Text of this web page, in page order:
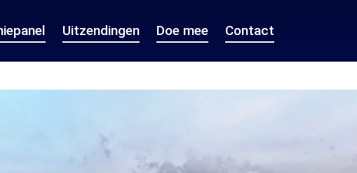
Uitzendingen Doe mee Contact